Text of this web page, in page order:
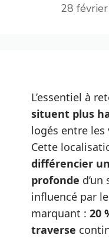
28
L’essentiel à
situent plus
logés entre les
Cette
différencier
profonde
influencé par
marquant : 20
traverse